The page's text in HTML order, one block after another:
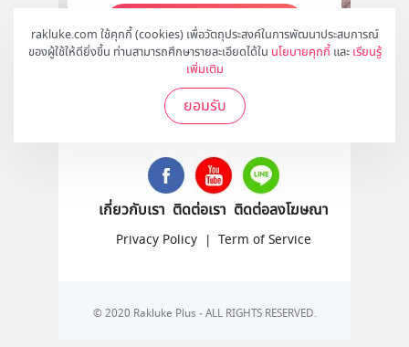
rakluke.com ใช้คุกกี้ (cookies) เพื่อวัตถุประสงค์ในการพัฒนาประสบการณ์
ของผู้ใช้ให้ดียิ่งขึ้น ท่านสามารถศึกษารายละเอียดได้ใน นโยบายคุกกี้ และ เรียนรู้
เพิ่มเติม
ยอมรับ
สมัคร
ติดตามเราได้ที่
เกี่ยวกับเรา ติดต่อเรา ติดต่อลงโฆษณา
Privacy Policy | Term of Service
© 2020 Rakluke Plus - ALL RIGHTS RESERVED.